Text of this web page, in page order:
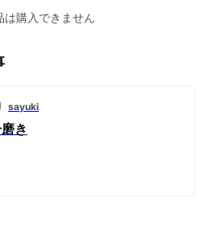
は購入できません
sayuki
き